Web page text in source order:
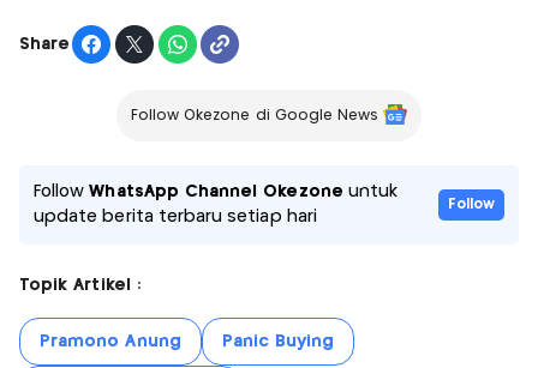
Share
Follow Okezone di Google News
FollowWhatsApp Channel Okezone untuk
update berita terbaru setiap hari
Follow
Topik Artikel :
Pramono Anung Panic Buying